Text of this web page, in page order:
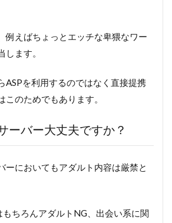
例えばちょっとエッチな卑猥なワー
します。
ASPを利用するのではなく直接提携
このためでもあります。
ーバー大丈夫ですか？
ーにおいてもアダルト内容は厳禁と
ちろんアダルトNG、出会い系に関